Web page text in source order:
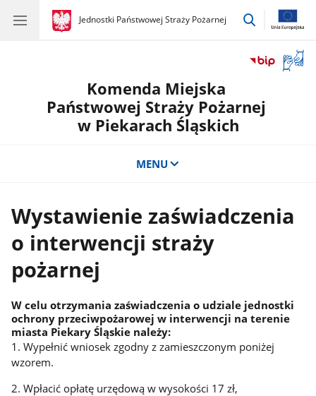
gov.pl
Jednostki Państwowej Straży Pożarnej
gov.pl
Jednostki
przejdź
okno
Komenda Miejska
Państwowej Straży Pożarnej
w Piekarach Śląskich
MENU
Wystawienie zaświadczenia
o interwencji straży
pożarnej
W celu otrzymania zaświadczenia o udziale jednostki
ochrony przeciwpożarowej w interwencji na terenie
miasta Piekary Śląskie należy:
1. Wypełnić wniosek zgodny z zamieszczonym poniżej
wzorem.
2. Wpłacić opłatę urzędową w wysokości 17 zł,